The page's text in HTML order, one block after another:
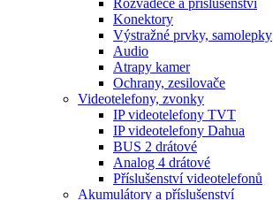
Rozvaděče a příslušenství
Konektory
Výstražné prvky, samolepky
Audio
Atrapy kamer
Ochrany, zesilovače
Videotelefony, zvonky
IP videotelefony TVT
IP videotelefony Dahua
BUS 2 drátové
Analog 4 drátové
Příslušenství videotelefonů
Akumulátory a příslušenství